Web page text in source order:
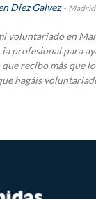
Diez Galvez - Madrid
voluntariado en
profesional para
recibo más que lo
hagáis